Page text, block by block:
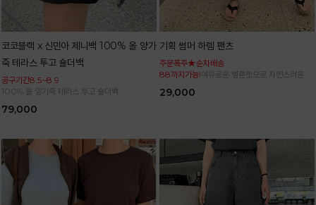
코코블랙 x 신민아 제니백 100% 올 양가
죽 테라스 투고 숄더백
공구기간8.5~8.9
100% 올 양가죽 테라스 투고 숄더백
79,000
기획 썸머 하렘 팬츠
주문폭주★순차배송
88까지가능!여유로운 벌룬핏으로 자연스러운 체
29,000